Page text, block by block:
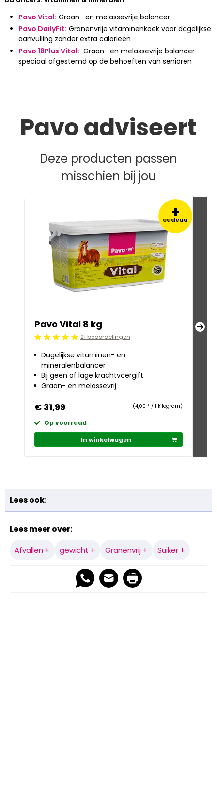
Pavo Vital: Graan- en melassevrije balancer
Pavo DailyFit: Granenvrije vitaminenkoek voor dagelijkse
aanvulling zonder extra calorieën
Pavo 18Plus Vital: Graan- en melassevrije balancer
speciaal afgestemd op de behoeften van senioren
Pavo adviseert
Deze producten passen
misschien bij jou
+
cadeau
Pavo Vital 8 kg
Beoordeling: 5/521 beoordelingen
Dagelijkse vitaminen- en
mineralenbalancer
Bij geen of lage krachtvoergift
Graan- en melassevrij
€ 31,99 (4,00 * / 1 kilogram)
Op voorraad
In winkelwagen
Lees ook:
Lees meer over:
Afvallen + gewicht + Granenvrij + Suiker +